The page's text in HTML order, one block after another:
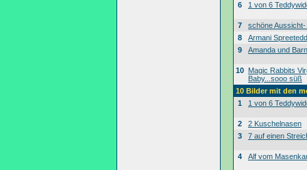
6 1 von 6
7
schöne
8
Armani
9
Amanda und
10 Magic Rabbits
Baby...sooo süß
10 Bilder mit den
1
1 von 6
2
2 Kuschelnasen
3
7 auf einen
4 Alf vom